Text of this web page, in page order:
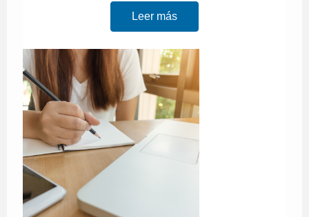
Leer más